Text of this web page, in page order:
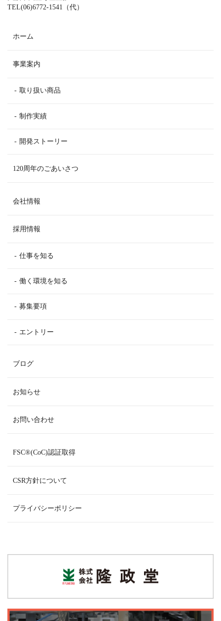
TEL(06)6772-1541（代）
ホーム
事業案内
取り扱い商品
制作実績
開発ストーリー
120周年のごあいさつ
会社情報
採用情報
仕事を知る
働く環境を知る
募集要項
エントリー
ブログ
お知らせ
お問い合わせ
FSC®(CoC)認証取得
CSR方針について
プライバシーポリシー